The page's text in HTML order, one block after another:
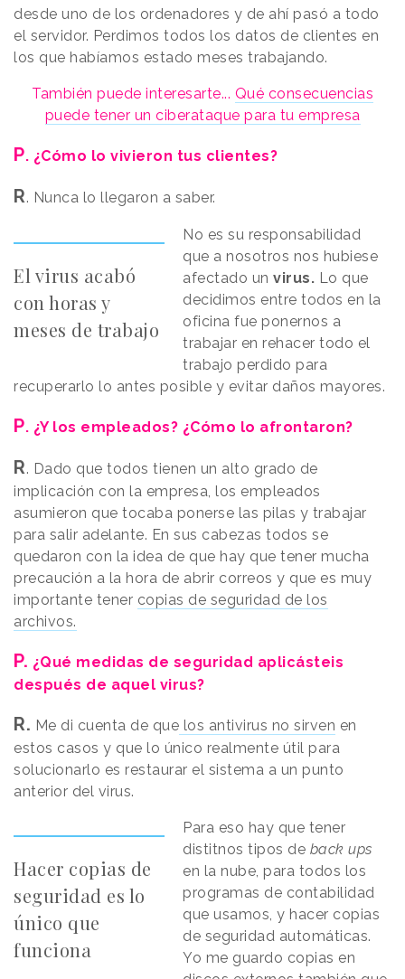
desde uno de los ordenadores y de ahí pasó a todo
el servidor. Perdimos todos los datos de clientes en
los que habíamos estado meses trabajando.
También puede interesarte... Qué consecuencias
puede tener un ciberataque para tu empresa
P. ¿Cómo lo vivieron tus clientes?
R. Nunca lo llegaron a saber.
El virus acabó
con horas y
meses de trabajo
No es su responsabilidad
que a nosotros nos hubiese
afectado un virus. Lo que
decidimos entre todos en la
oficina fue ponernos a
trabajar en rehacer todo el
trabajo perdido para
recuperarlo lo antes posible y evitar daños mayores.
P. ¿Y los empleados? ¿Cómo lo afrontaron?
R. Dado que todos tienen un alto grado de
implicación con la empresa, los empleados
asumieron que tocaba ponerse las pilas y trabajar
para salir adelante. En sus cabezas todos se
quedaron con la idea de que hay que tener mucha
precaución a la hora de abrir correos y que es muy
importante tener copias de seguridad de los
archivos.
P. ¿Qué medidas de seguridad aplicásteis
después de aquel virus?
R. Me di cuenta de que los antivirus no sirven en
estos casos y que lo único realmente útil para
solucionarlo es restaurar el sistema a un punto
anterior del virus.
Hacer copias de
seguridad es lo
único que
funciona
Para eso hay que tener
distitnos tipos de back ups
en la nube, para todos los
programas de contabilidad
que usamos, y hacer copias
de seguridad automáticas.
Yo me guardo copias en